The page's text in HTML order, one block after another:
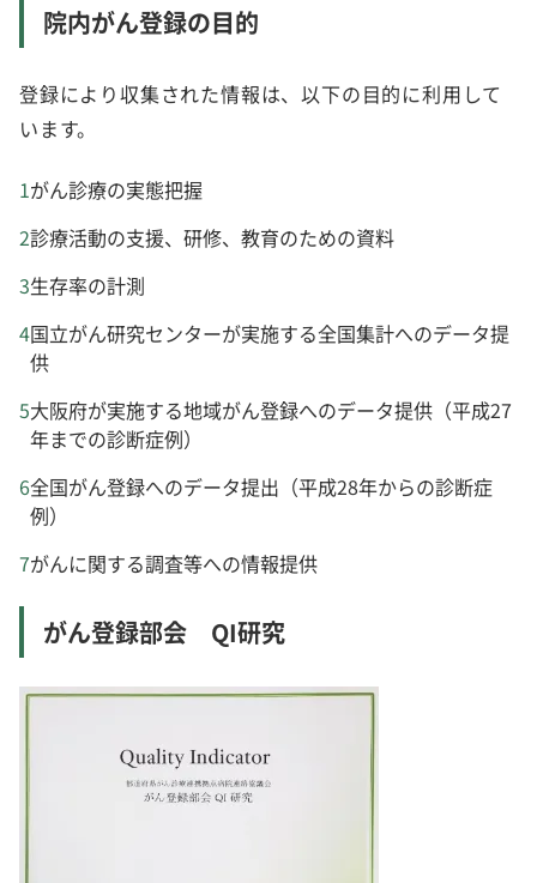
院内がん登録の目的
登録により収集された情報は、以下の目的に利用して
います。
がん診療の実態把握
診療活動の支援、研修、教育のための資料
生存率の計測
国立がん研究センターが実施する全国集計へのデータ提
供
大阪府が実施する地域がん登録へのデータ提供（平成27
年までの診断症例）
全国がん登録へのデータ提出（平成28年からの診断症
例）
がんに関する調査等への情報提供
がん登録部会 QI研究